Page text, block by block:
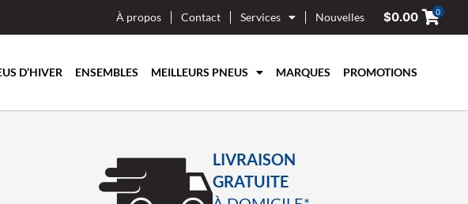
À propos Contact Services Nouvelles $0.00 0
D’HIVER ENSEMBLES MEILLEURS PNEUS MARQUES PROMOTIONS
LIVRAISON
GRATUITE